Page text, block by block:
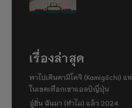
เรื่องล่าสุด
พาไปเดินคามิโคจิ (Kamigōchi)
ในเขตเทือกเขาแอลป์ญี่ปุ่น
อู่ฮั่น ฉันมา (ทำไม) แล้ว 2024